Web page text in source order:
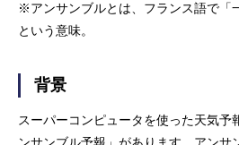
※アンサンブルとは、フランス語で「
という意味。
背景
スーパーコンピュータを使った天気予